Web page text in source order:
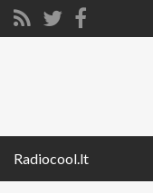
Radiocool.lt